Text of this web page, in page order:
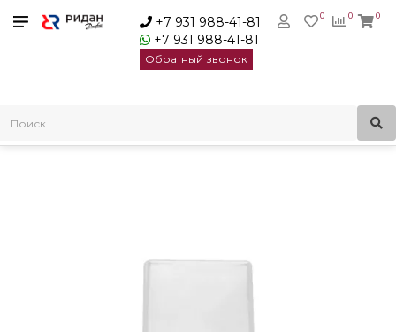
+7 931 988-41-81
+7 931 988-41-81
Обратный звонок
0
0 0
Электроприводы для регулирующих клапанов
Редукторные электроприводы с аналоговым управлением